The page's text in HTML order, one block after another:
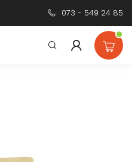
Persoonlijk
073 - 549 24 85